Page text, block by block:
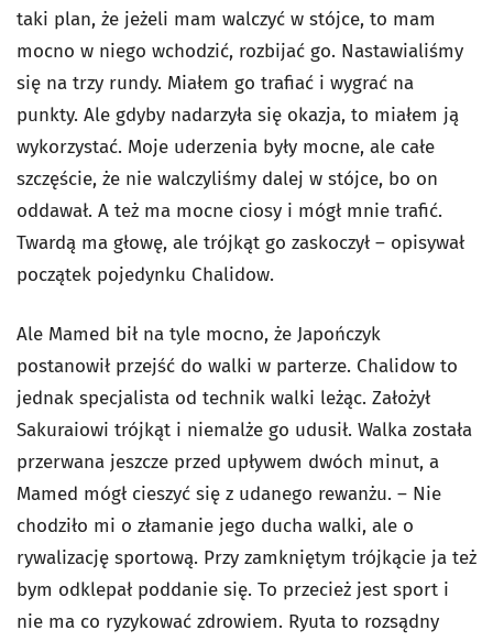
taki plan, że jeżeli mam walczyć w stójce, to mam
mocno w niego wchodzić, rozbijać go. Nastawialiśmy
się na trzy rundy. Miałem go trafiać i wygrać na
punkty. Ale gdyby nadarzyła się okazja, to miałem ją
wykorzystać. Moje uderzenia były mocne, ale całe
szczęście, że nie walczyliśmy dalej w stójce, bo on
oddawał. A też ma mocne ciosy i mógł mnie trafić.
Twardą ma głowę, ale trójkąt go zaskoczył – opisywał
początek pojedynku Chalidow.
Ale Mamed bił na tyle mocno, że Japończyk
postanowił przejść do walki w parterze. Chalidow to
jednak specjalista od technik walki leżąc. Założył
Sakuraiowi trójkąt i niemalże go udusił. Walka została
przerwana jeszcze przed upływem dwóch minut, a
Mamed mógł cieszyć się z udanego rewanżu. – Nie
chodziło mi o złamanie jego ducha walki, ale o
rywalizację sportową. Przy zamkniętym trójkącie ja też
bym odklepał poddanie się. To przecież jest sport i
nie ma co ryzykować zdrowiem. Ryuta to rozsądny